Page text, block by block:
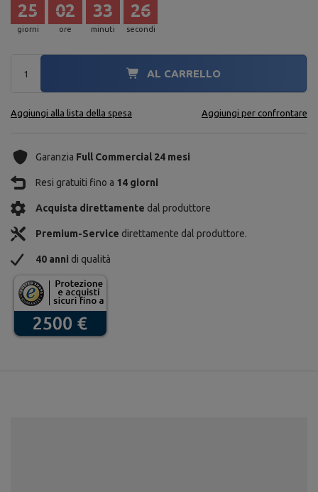
giorni
25
ore
02
minuti
33
secondi
25
AL CARRELLO
Aggiungi alla lista della spesa Aggiungi per confrontare
Garanzia Full Commercial 24 mesi
Resi gratuiti fino a 14 giorni
Acquista direttamente dal produttore
Premium-Service direttamente dal produttore.
40 anni di qualità